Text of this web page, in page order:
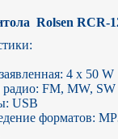
Rolsen RCR-
4 x 50 W
FM, MW, SW
USB
форматов: